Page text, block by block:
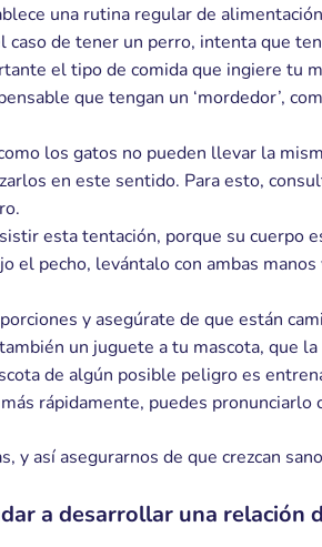
una rutina regular de
caso de tener un perro, intenta que
el tipo de comida que ingiere tu
que tengan un ‘mordedor’,
los gatos no pueden llevar la
en este sentido. Para esto,
esta tentación, porque su cuerpo
el pecho, levántalo con ambas
y asegúrate de que están
un juguete a tu mascota, que
de algún posible peligro es
rápidamente, puedes
y así asegurarnos de que crezcan
a desarrollar una relación